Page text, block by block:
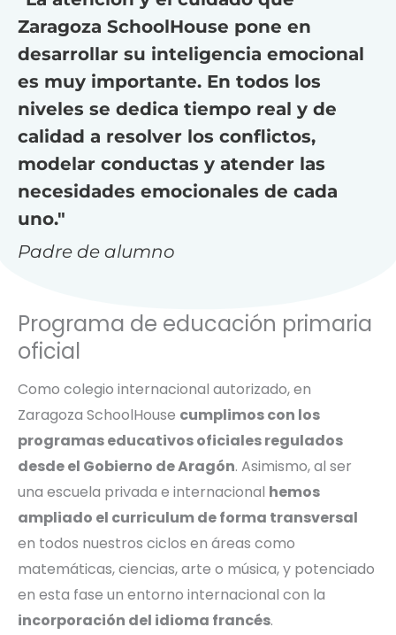
Zaragoza SchoolHouse pone en
desarrollar su inteligencia emocional
es muy importante. En todos los
niveles se dedica tiempo real y de
calidad a resolver los conflictos,
modelar conductas y atender las
necesidades emocionales de cada
uno."
Padre de alumno
Programa de educación primaria
oficial
Como colegio internacional autorizado, en
Zaragoza SchoolHouse cumplimos con los
programas educativos oficiales regulados
desde el Gobierno de Aragón. Asimismo, al ser
una escuela privada e internacional hemos
ampliado el curriculum de forma transversal
en todos nuestros ciclos en áreas como
matemáticas, ciencias, arte o música, y potenciado
en esta fase un entorno internacional con la
incorporación del idioma francés.